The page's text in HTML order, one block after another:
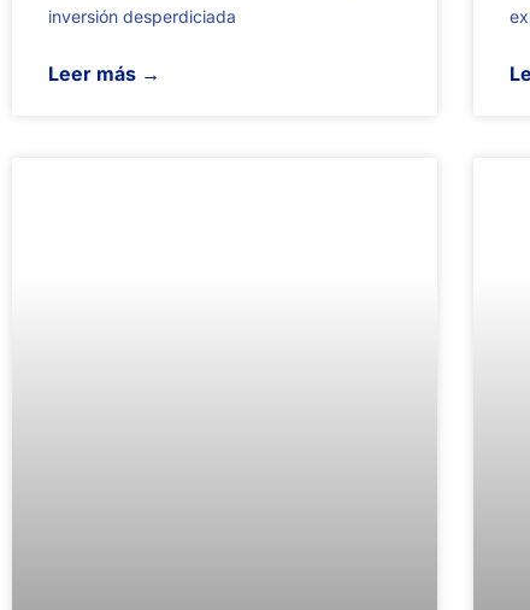
inversión desperdiciada
Leer más →